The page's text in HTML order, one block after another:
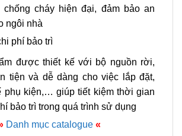
chống cháy hiện đại, đảm bảo an
ngôi nhà
phí bảo trì
được thiết kế với bộ nguồn rời,
tiện và dễ dàng cho việc lắp đặt,
phụ kiện,… giúp tiết kiệm thời gian
bảo trì trong quá trình sử dụng
Danh mục catalogue «